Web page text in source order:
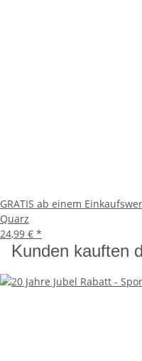
GRATIS ab einem
Quarz
24,99 € *
Kunden kauften